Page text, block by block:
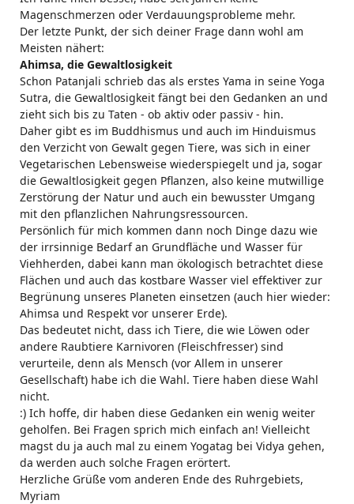
Magenschmerzen oder Verdauungsprobleme mehr.
Der letzte Punkt, der sich deiner Frage dann wohl am
Meisten nähert:
Ahimsa, die Gewaltlosigkeit
Schon Patanjali schrieb das als erstes Yama in seine Yoga
Sutra, die Gewaltlosigkeit fängt bei den Gedanken an und
zieht sich bis zu Taten - ob aktiv oder passiv - hin.
Daher gibt es im Buddhismus und auch im Hinduismus
den Verzicht von Gewalt gegen Tiere, was sich in einer
Vegetarischen Lebensweise wiederspiegelt und ja, sogar
die Gewaltlosigkeit gegen Pflanzen, also keine mutwillige
Zerstörung der Natur und auch ein bewusster Umgang
mit den pflanzlichen Nahrungsressourcen.
Persönlich für mich kommen dann noch Dinge dazu wie
der irrsinnige Bedarf an Grundfläche und Wasser für
Viehherden, dabei kann man ökologisch betrachtet diese
Flächen und auch das kostbare Wasser viel effektiver zur
Begrünung unseres Planeten einsetzen (auch hier wieder:
Ahimsa und Respekt vor unserer Erde).
Das bedeutet nicht, dass ich Tiere, die wie Löwen oder
andere Raubtiere Karnivoren (Fleischfresser) sind
verurteile, denn als Mensch (vor Allem in unserer
Gesellschaft) habe ich die Wahl. Tiere haben diese Wahl
nicht.
:) Ich hoffe, dir haben diese Gedanken ein wenig weiter
geholfen. Bei Fragen sprich mich einfach an! Vielleicht
magst du ja auch mal zu einem Yogatag bei Vidya gehen,
da werden auch solche Fragen erörtert.
Herzliche Grüße vom anderen Ende des Ruhrgebiets,
Myriam